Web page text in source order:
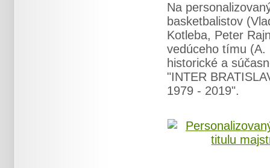
Na
basketbalistov
Kotleba, Peter
vedúceho tímu (A.
historické a
"INTER
1979 - 2019".